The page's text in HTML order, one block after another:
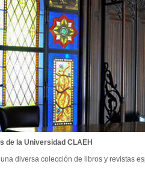
de la Universidad CLAEH
diversa colección de libros y revistas